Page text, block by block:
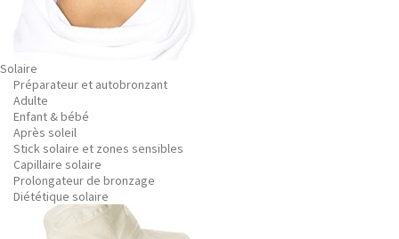
Solaire
Préparateur et autobronzant
Adulte
Enfant & bébé
Après soleil
Stick solaire et zones sensibles
Capillaire solaire
Prolongateur de bronzage
Diététique solaire